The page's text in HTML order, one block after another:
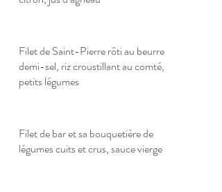
Filet de Saint-Pierre rôti au beurre
demi-sel, riz croustillant au comté,
petits légumes
Filet de bar et sa bouquetière de
légumes cuits et crus, sauce vierge